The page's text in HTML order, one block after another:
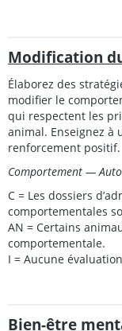
Modification
Élaborez des
modifier le
qui respectent les
animal. Enseignez à
renforcement positif.
Comportement —
C = Les dossiers
comportementales
AN = Certains
comportementale.
I = Aucune
Bien-être